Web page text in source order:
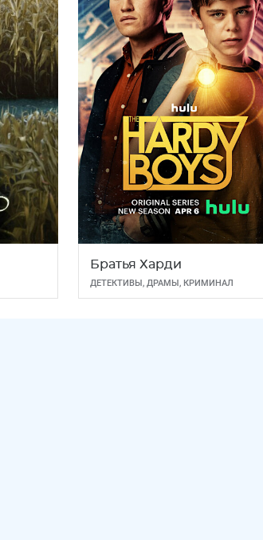
Братья Харди
ДЕТЕКТИВЫ , ДРАМЫ , КРИМИНАЛ